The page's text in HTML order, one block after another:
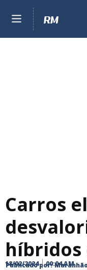
Carros
híbridos
Publicado por:
18/02/2024 00:04 AM